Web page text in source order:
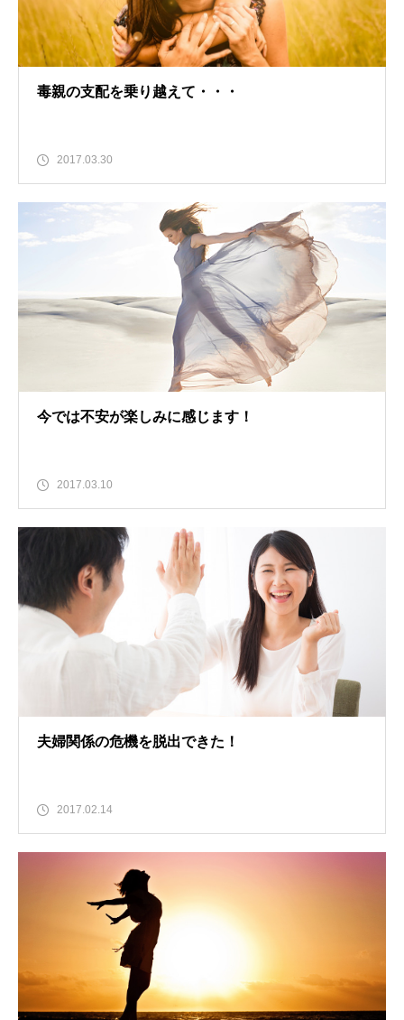
毒親の支配を乗り越えて・・・
2017.03.30
今では不安が楽しみに感じます！
2017.03.10
夫婦関係の危機を脱出できた！
2017.02.14